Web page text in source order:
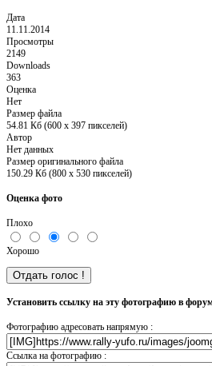
Дата
11.11.2014
Просмотры
2149
Downloads
363
Оценка
Нет
Размер файла
54.81 Кб (600 x 397 пикселей)
Автор
Нет данных
Размер оригинального файла
150.29 Кб (800 x 530 пикселей)
Оценка фото
Плохо
Хорошо
Установить ссылку на эту фотографию в
Фотографию адресовать напрямую :
Ссылка на фотографию :